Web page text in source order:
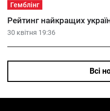
Гемблінг
30 квітня 19:36
Рейтинг найкращих
Всі